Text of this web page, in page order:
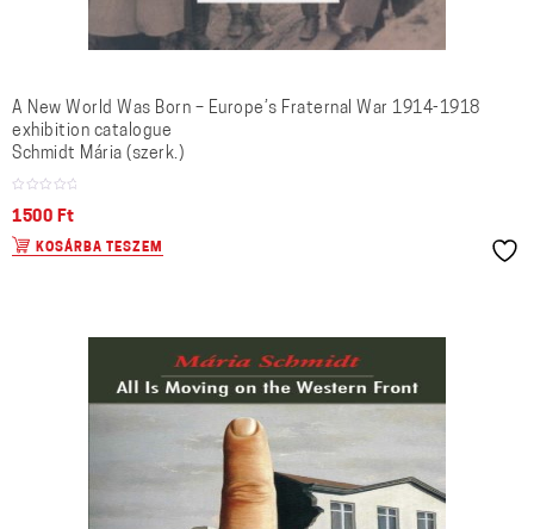
A New World Was Born – Europe’s Fraternal War 1914-1918
exhibition catalogue
Schmidt Mária (szerk.)
1500 Ft
KOSÁRBA TESZEM